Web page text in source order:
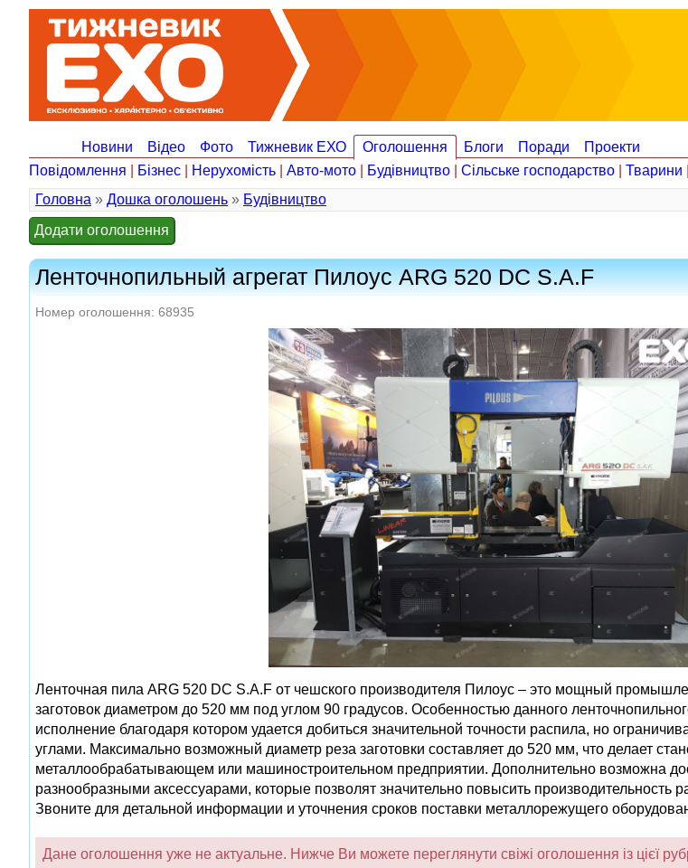
Новини Відео Фото Тижневик ЕХО Оголошення Блоги Поради
Проекти
Повідомлення
Бізнес Нерухомість Авто-мото Будівництво Сільське господарство Тварини
Головна » Дошка оголошень » Будівництво
Додати оголошення
Ленточнопильный агрегат Пилоус ARG 520 DC S.A.F
Номер оголошення: 68935
Ленточная пила ARG 520 DC S.A.F от чешского производителя Пилоус – это мощный
заготовок диаметром до 520 мм под углом 90 градусов. Особенностью данного
исполнение благодаря котором удается добиться значительной точности распила, но
углами. Максимально возможный диаметр реза заготовки составляет до 520 мм, что делает
металлообрабатывающем или машиностроительном предприятии. Дополнительно возможна
разнообразными аксессуарами, которые позволят значительно повысить производительность
Звоните для детальной информации и уточнения сроков поставки металлорежущего
Дане оголошення уже не актуальне. Нижче Ви можете переглянути свіжі оголошення із цієї